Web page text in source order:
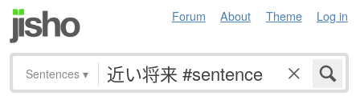
Forum About Theme Log in
Sentences ▾